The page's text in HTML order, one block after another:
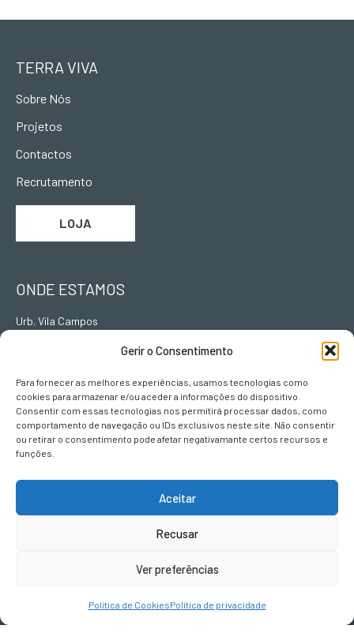
Gerir o Consentimento
Para fornecer as melhores experiências, usamos tecnologias como
cookies para armazenar e/ou aceder a informações do dispositivo.
Consentir com essas tecnologias nos permitirá processar dados, como
comportamento de navegação ou IDs exclusivos neste site. Não consentir
ou retirar o consentimento pode afetar negativamante certos recursos e
funções.
Aceitar
Recusar
Ver preferências
Política de CookiesPolítica de privacidade
TERRA VIVA
Sobre Nós
Projetos
Contactos
Recrutamento
LOJA
ONDE ESTAMOS
Urb. Vila Campos
CONTACTOS
SIGA-NOS